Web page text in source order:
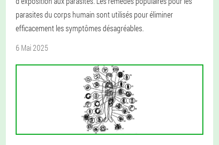
parasites du corps humain sont utilisés pour éliminer
efficacement les symptômes désagréables.
6 Mai 2025